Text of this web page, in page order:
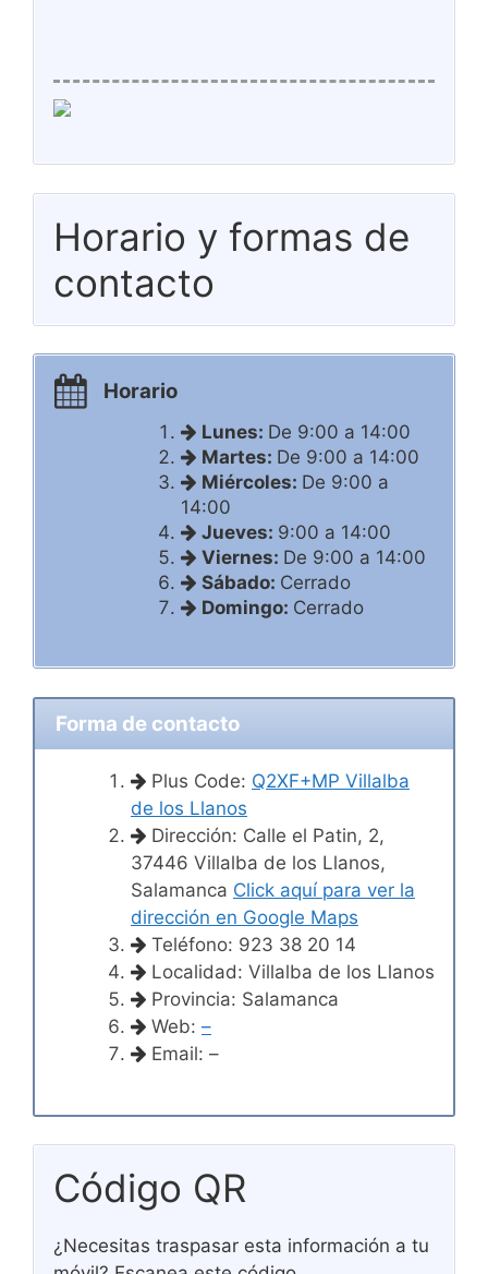
Horario y formas de
contacto
Horario
Lunes: De 9:00 a 14:00
Martes: De 9:00 a 14:00
Miércoles: De 9:00 a
14:00
Jueves: 9:00 a 14:00
Viernes: De 9:00 a 14:00
Sábado: Cerrado
Domingo: Cerrado
Forma de contacto
Plus Code: Q2XF+MP Villalba
de los Llanos
Dirección: Calle el Patin, 2,
37446 Villalba de los Llanos,
Salamanca Click aquí para ver la
dirección en Google Maps
Teléfono: 923 38 20 14
Localidad: Villalba de los Llanos
Provincia: Salamanca
Web: –
Email: –
Código QR
¿Necesitas traspasar esta información a tu